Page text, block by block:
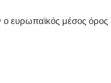
ο ευρωπαϊκός μέσος όρος